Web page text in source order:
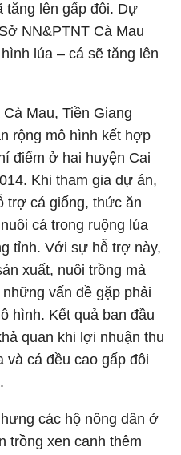
tăng lên gấp đôi. Dự
NN&PTNT Cà Mau
lúa – cá sẽ tăng lên
Mau, Tiền Giang
rộng mô hình kết hợp
điểm ở hai huyện Cai
Khi tham gia dự án,
trợ cá giống, thức ăn
cá trong ruộng lúa
tỉnh. Với sự hỗ trợ này,
xuất, nuôi trồng mà
vấn đề gặp phải
hình. Kết quả ban đầu
quan khi lợi nhuận thu
cá đều cao gấp đôi
các hộ nông dân ở
trồng xen canh thêm